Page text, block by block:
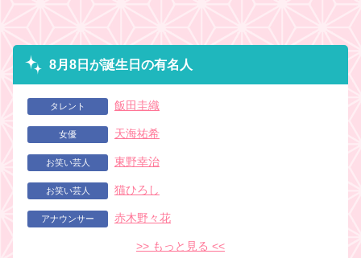
8月8日が誕生日の有名人
タレント 飯田圭織
女優 天海祐希
お笑い芸人 東野幸治
お笑い芸人 猫ひろし
アナウンサー 赤木野々花
>> もっと見る <<